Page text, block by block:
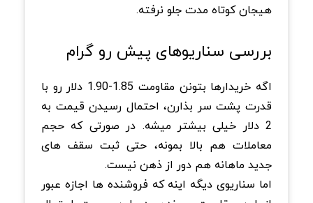
هیجان کوتاه مدت جلو نرفته.
بررسی سناریوهای پیش رو گرام
اگه خریدارها بتونن مقاومت 1.85-1.90 دلار رو با
قدرت پشت سر بذارن، احتمال رسیدن قیمت به
2 دلار خیلی بیشتر میشه. در صورتی که حجم
معاملات هم بالا بمونه، حتی ثبت سقف های
جدید ماهانه هم دور از ذهن نیست.
اما سناریوی دیگه اینه که فروشنده ها اجازه عبور